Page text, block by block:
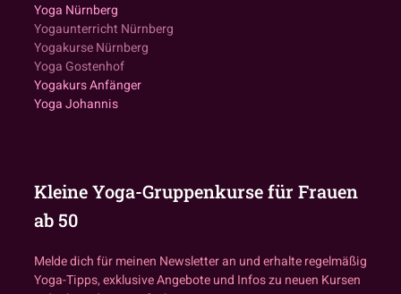
Yoga Nürnberg
Yogaunterricht Nürnberg
Yogakurse Nürnberg
Yoga Gostenhof
Yogakurs Anfänger
Yoga Johannis
Kleine Yoga-Gruppenkurse für Frauen
ab 50
Melde dich für meinen Newsletter an und erhalte regelmäßig
Yoga-Tipps, exklusive Angebote und Infos zu neuen Kursen